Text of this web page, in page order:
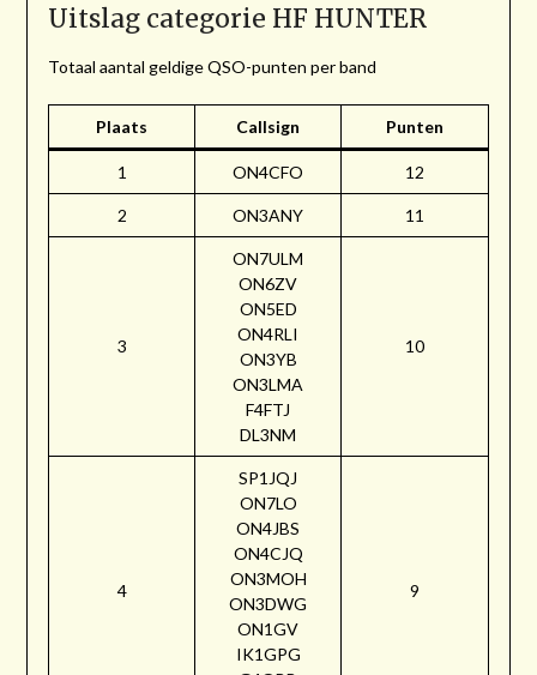
Uitslag categorie HF HUNTER
Totaal aantal geldige QSO-punten per band
Plaats Callsign Punten
1 ON4CFO 12
2 ON3ANY 11
3
ON7ULM
ON6ZV
ON5ED
ON4RLI
ON3YB
ON3LMA
F4FTJ
DL3NM
10
4
SP1JQJ
ON7LO
ON4JBS
ON4CJQ
ON3MOH
ON3DWG
ON1GV
IK1GPG
9